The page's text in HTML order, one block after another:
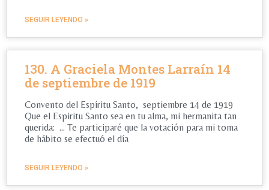
SEGUIR LEYENDO »
130. A Graciela Montes Larraín 14
de septiembre de 1919
Convento del Espíritu Santo, septiembre 14 de 1919
Que el Espiritu Santo sea en tu alma, mi hermanita tan
querida: … Te participaré que la votación para mi toma
de hábito se efectuó el día
SEGUIR LEYENDO »